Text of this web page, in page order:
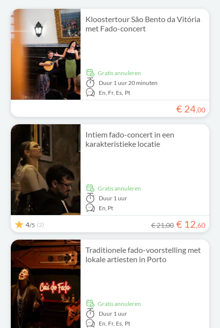
Kloostertour São Bento da Vitória
met Fado-concert
Gratis annuleren
Duur 1 uur 20 minuten
En, Fr, Es, Pt
€ 24,00
Intiem fado-concert in een
karakteristieke locatie
Gratis annuleren
Duur 1 uur
En, Pt
4/5 (2) € 21,00 € 12,60
Traditionele fado-voorstelling met
lokale artiesten in Porto
Gratis annuleren
Duur 1 uur
En, Fr, Es, Pt